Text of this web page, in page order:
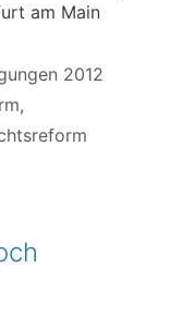
am Main
2012
,